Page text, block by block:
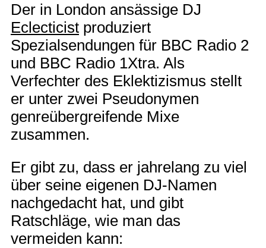
Der in London ansässige DJ
Eclecticist produziert
Spezialsendungen für BBC Radio 2
und BBC Radio 1Xtra. Als
Verfechter des Eklektizismus stellt
er unter zwei Pseudonymen
genreübergreifende Mixe
zusammen.
Er gibt zu, dass er jahrelang zu viel
über seine eigenen DJ-Namen
nachgedacht hat, und gibt
Ratschläge, wie man das
vermeiden kann: